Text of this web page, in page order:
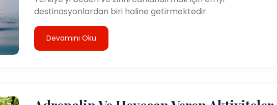
destinasyonlardan biri haline getirmektedir.
Devamını Oku